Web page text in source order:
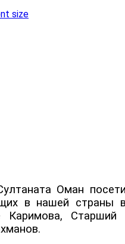
size
Оман
в нашей страны
Каримова,